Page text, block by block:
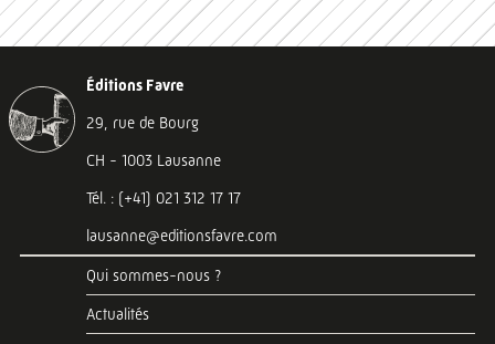
Éditions Favre
29, rue de Bourg
CH - 1003 Lausanne
Tél. : (+41) 021 312 17 17
lausanne@editionsfavre.com
Qui sommes-nous ?
Actualités